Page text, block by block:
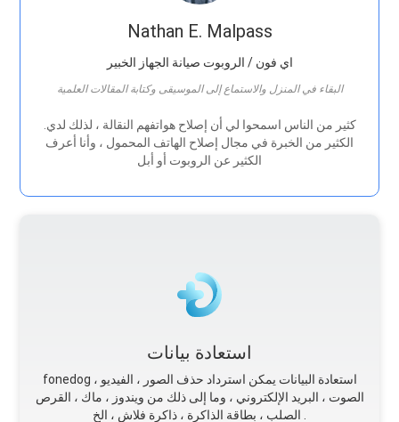
Nathan E. Malpass
اي فون / الروبوت صيانة الجهاز الخبير
البقاء في المنزل والاستماع إلى الموسيقى وكتابة المقالات العلمية
.كثير من الناس اسمحوا لي أن إصلاح هواتفهم النقالة ، لذلك لدي
الكثير من الخبرة في مجال إصلاح الهاتف المحمول ، وأنا أعرف
الكثير عن الروبوت أو أبل
استعادة بيانات
fonedog استعادة البيانات يمكن استرداد حذف الصور ، الفيديو ،
الصوت ، البريد الإلكتروني ، وما إلى ذلك من ويندوز ، ماك ، القرص
الصلب ، بطاقة الذاكرة ، ذاكرة فلاش ، الخ .